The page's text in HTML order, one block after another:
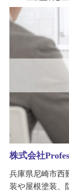
株式会社
兵庫県尼崎市西
装や屋根塗装、